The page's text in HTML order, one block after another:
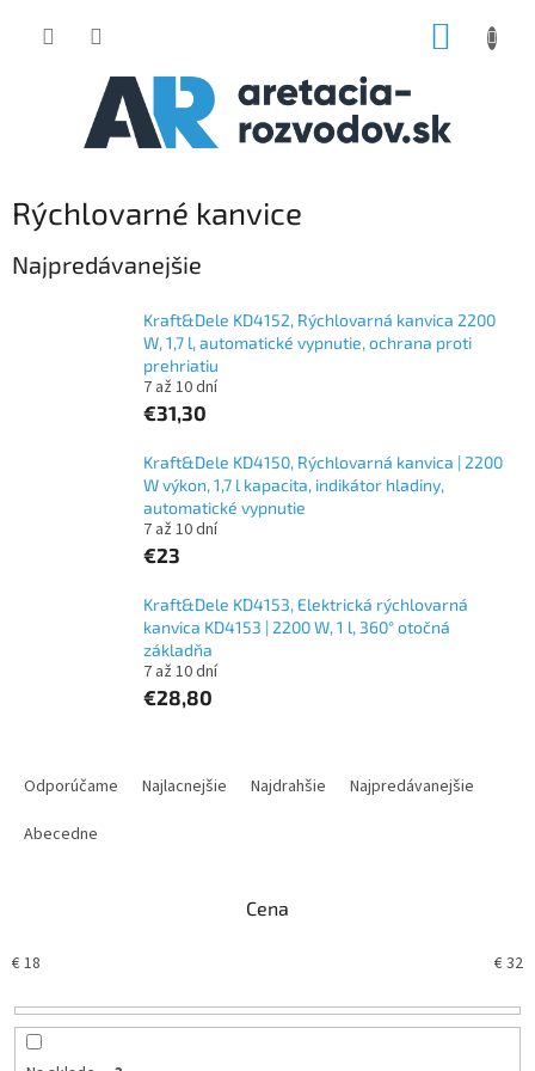
Rýchlovarné kanvice
Najpredávanejšie
Kraft&Dele KD4152, Rýchlovarná kanvica 2200
W, 1,7 l, automatické vypnutie, ochrana proti
prehriatiu
7 až 10 dní
€31,30
Kraft&Dele KD4150, Rýchlovarná kanvica | 2200
W výkon, 1,7 l kapacita, indikátor hladiny,
automatické vypnutie
7 až 10 dní
€23
Kraft&Dele KD4153, Elektrická rýchlovarná
kanvica KD4153 | 2200 W, 1 l, 360° otočná
základňa
7 až 10 dní
€28,80
r
d
Odporúčame Najlacnejšie Najdrahšie
Najpredávanejšie
Abecedne
Cena
€18 €32